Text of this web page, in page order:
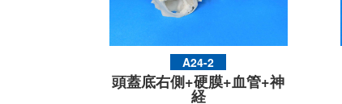
A24-2
頭蓋底右側+硬膜+血管+神
経